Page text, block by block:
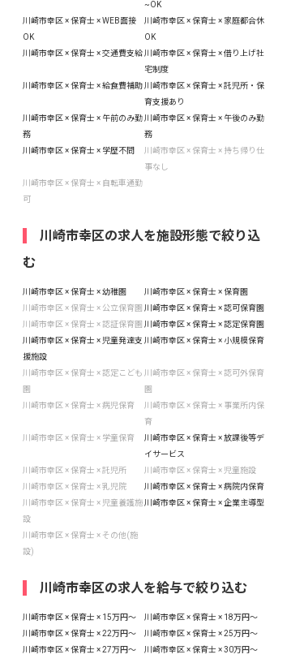
~OK
川崎市幸区 × 保育士 × WEB面接
OK
川崎市幸区 × 保育士 × 家庭都合休
OK
川崎市幸区 × 保育士 × 交通費支給川崎市幸区 × 保育士 × 借り上げ社
宅制度
川崎市幸区 × 保育士 × 給食費補助川崎市幸区 × 保育士 × 託児所・保
育支援あり
川崎市幸区 × 保育士 × 午前のみ勤
務
川崎市幸区 × 保育士 × 午後のみ勤
務
川崎市幸区 × 保育士 × 学歴不問
川崎市幸区 × 保育士 × 持ち帰り仕
事なし
川崎市幸区 × 保育士 × 自転車通勤
可
川崎市幸区の求人を施設形態で絞り込
む
川崎市幸区 × 保育士 × 幼稚園
川崎市幸区 × 保育士 × 保育園
川崎市幸区 × 保育士 × 公立保育園 川崎市幸区 × 保育士 × 認可保育園
川崎市幸区 × 保育士 × 認証保育園 川崎市幸区 × 保育士 × 認定保育園
川崎市幸区 × 保育士 × 児童発達支
援施設
川崎市幸区 × 保育士 × 小規模保育
川崎市幸区 × 保育士 × 認定こども
園
川崎市幸区 × 保育士 × 認可外保育
園
川崎市幸区 × 保育士 × 病児保育
川崎市幸区 × 保育士 × 事業所内保
育
川崎市幸区 × 保育士 × 学童保育
川崎市幸区 × 保育士 × 放課後等デ
イサービス
川崎市幸区 × 保育士 × 託児所
川崎市幸区 × 保育士 × 児童施設
川崎市幸区 × 保育士 × 乳児院
川崎市幸区 × 保育士 × 病院内保育
川崎市幸区 × 保育士 × 児童養護施
設
川崎市幸区 × 保育士 × 企業主導型
川崎市幸区 × 保育士 × その他(施
設)
川崎市幸区の求人を給与で絞り込む
川崎市幸区 × 保育士 × 15万円〜
川崎市幸区 × 保育士 × 18万円〜
川崎市幸区 × 保育士 × 22万円〜
川崎市幸区 × 保育士 × 25万円〜
川崎市幸区 × 保育士 × 27万円〜
川崎市幸区 × 保育士 × 30万円〜